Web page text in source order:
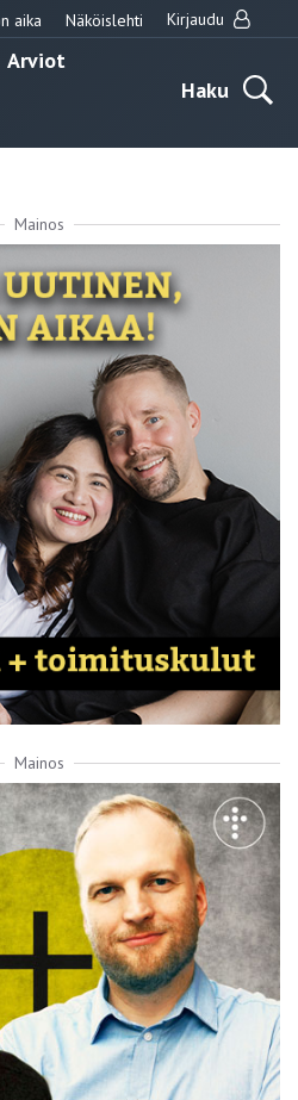
aika Näköislehti Kirjaudu
Arviot
Haku
Mainos
Mainos